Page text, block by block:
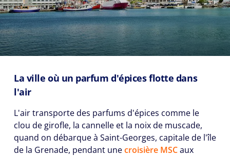
La ville où un parfum d'épices flotte dans
l'air
L'air transporte des parfums d'épices comme le
clou de girofle, la cannelle et la noix de muscade,
quand on débarque à Saint-Georges, capitale de l'île
de la Grenade, pendant unecroisière MSCaux